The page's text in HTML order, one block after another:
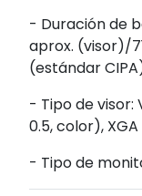
- Duración de
aprox. (visor)/
(estándar
- Tipo de visor:
0.5, color), XGA
- Tipo de